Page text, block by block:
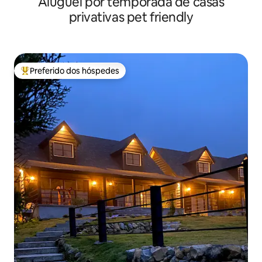
privativas pet friendly
Entre os melhores preferidos dos hóspedes
Preferido dos hóspedes